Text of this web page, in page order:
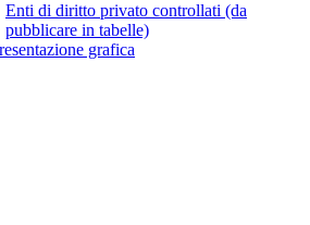
Enti di diritto privato controllati (da
pubblicare in tabelle)
grafica